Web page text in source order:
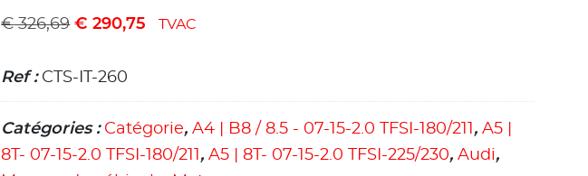
€326,69 € 290,75 TVAC
Ref : CTS-IT-260
Catégories : Catégorie,A4 | B8 / 8.5 - 07-15-2.0 TFSI-180/211 ,A5 |
8T- 07-15-2.0 TFSI-180/211 ,A5 | 8T- 07-15-2.0 TFSI-225/230,Audi,